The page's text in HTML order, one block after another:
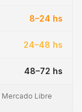
8–24 hs
24–48 hs
48–72 hs
Mercado Libre